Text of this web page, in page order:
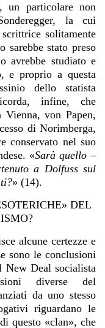
un particolare non
la cui
solitamente
stato preso
avrebbe studiato e
e proprio a questa
dello statista
infine, che
Vienna, von Papen,
di Norimberga,
conservato nel suo
«Sarà quello–
a Dolfuss sul
» (14).
DEL
alcune certezze e
sono le conclusioni
Deal socialista
diverse del
da uno stesso
riguardano le
questo «clan», che